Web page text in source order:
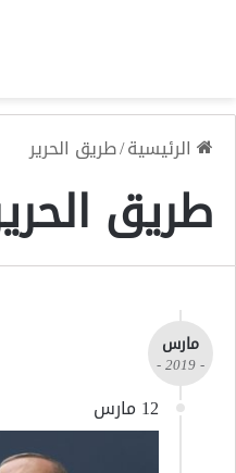
الرئيسية/طريق الحرير
طريق
مارس
- 2019 -
12 مارس